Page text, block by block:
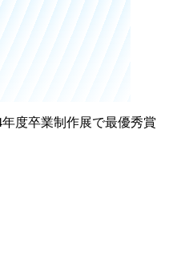
度卒業制作展で最優秀賞